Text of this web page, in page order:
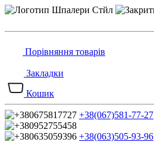
Порівняння товарів
Закладки
Кошик
+38(067)581-77-27
+38(063)505-93-96